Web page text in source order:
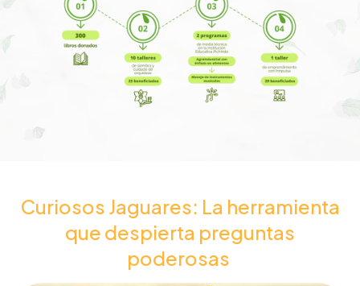
Curiosos Jaguares: La herramienta
que despierta preguntas
poderosas